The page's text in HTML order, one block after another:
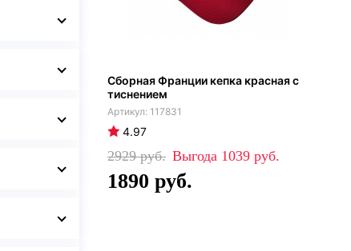
Сборная Франции кепка красная с
тиснением
117831
4.97
2929 1039
1890